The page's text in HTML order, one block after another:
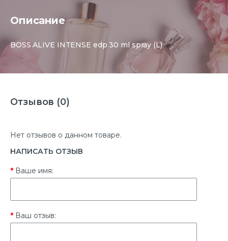
Описание
BOSS ALIVE INTENSE edp 30 ml spray (L)
Отзывов (0)
Нет отзывов о данном товаре.
НАПИСАТЬ ОТЗЫВ
Ваше имя:
Ваш отзыв: